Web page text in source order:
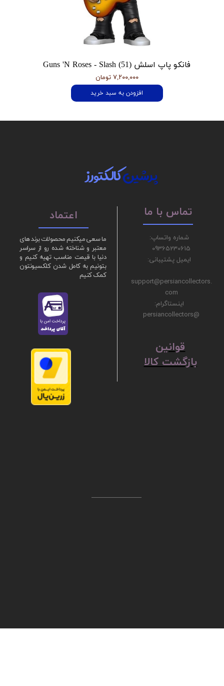
فانکو پاپ اسلش Guns 'N Roses - Slash (51)
۷,۲۰۰,۰۰۰ تومان
افزودن به سبد خرید
ما سعی میکنیم محصولات برند های
معتبر و شناخته شده رو از سراسر
دنیا با قیمت مناسب تهیه کنیم و
بتونیم به کامل شدن کلکسیونتون
کمک کنیم
پرشینکالکتورز
شماره واتساپ:
09365230615
ایمیل پشتیبانی:
support@persiancollectors.
com
اینستاگرام:
@persiancollectors
تماس با ما اعتماد
ق​​​​​​​وانین
بازگشت کالا